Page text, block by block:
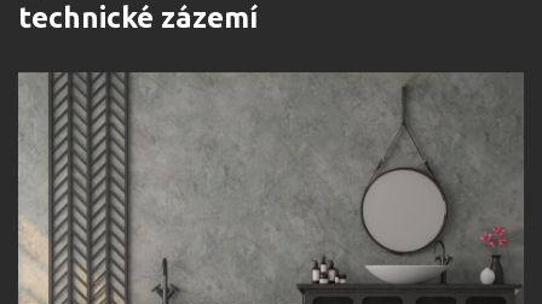
technické zázemí